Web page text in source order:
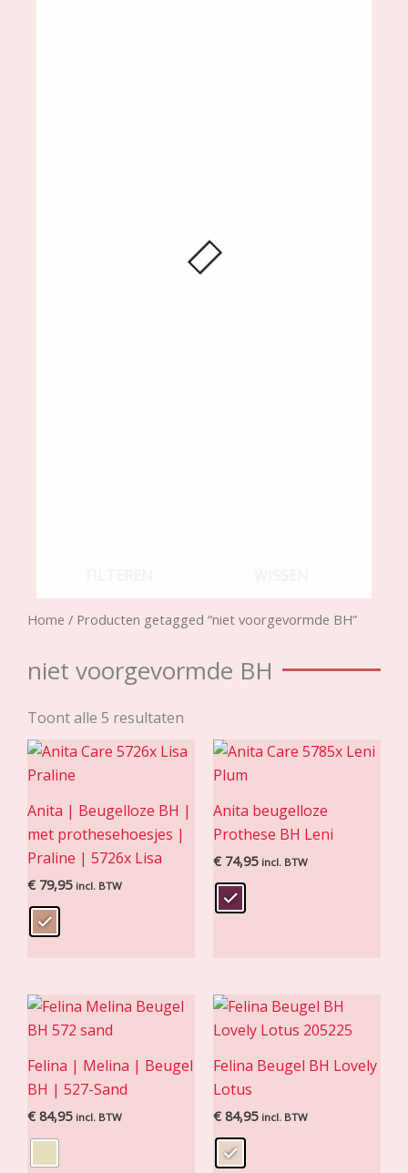
Home / Producten getagged “niet voorgevormde BH”
niet voorgevormde BH
Toont alle 5 resultaten
Anita | Beugelloze BH |
met prothesehoesjes |
Praline | 5726x Lisa
€ 79,95 incl. BTW
Anita beugelloze
Prothese BH Leni
€ 74,95 incl. BTW
Felina | Melina | Beugel
BH | 527-Sand
€ 84,95 incl. BTW
Felina Beugel BH Lovely
Lotus
€ 84,95 incl. BTW